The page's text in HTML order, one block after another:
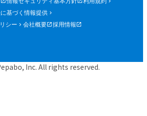
加申込）
、当社が提供する申込専用ペー
項に基づく参加申込について承
基づく情報提供
シー
会社概要 採用情報
Inc. All rights reserved.